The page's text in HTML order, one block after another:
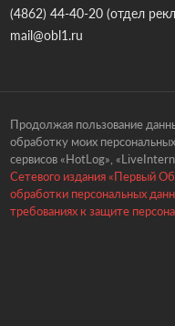
(4862) 44-40-20(отдел
mail@obl1.ru
Продолжая пользование
обработку моих
сервисов «HotLog»,
Сетевого издания «Первый
обработки персональных
требованиях к защите